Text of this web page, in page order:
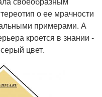
о ее мрачности
примерами. А
кроется в знании ‑
цвет.